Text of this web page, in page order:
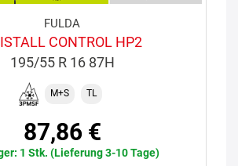
FULDA
CONTROL HP2
195/55 R 16 87H
M+S TL
87,86 €
1 Stk. (Lieferung 3-10 Tage)